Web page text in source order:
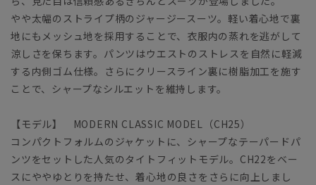
やや太幅のストライプ柄のジャージースーツ。軽い着心地で裏
地にもメッシュ地を採用することで、衣服内の蒸れを逃がして
涼しさを保ちます。パンツはウエストのストレスを自然に軽減
する内側ゴム仕様。さらにクリースライン裏に樹脂加工を施す
ことで、シャープなシルエットを維持します。
【モデル】 MODERN CLASSIC MODEL（CH25）
コンパクトフォルムのジャケットに、シャープなテーパードパ
ンツをセットした人気のタイトフィットモデル。CH22をベー
スにややゆとりを持たせ、着心地の良さをさらに向上しまし